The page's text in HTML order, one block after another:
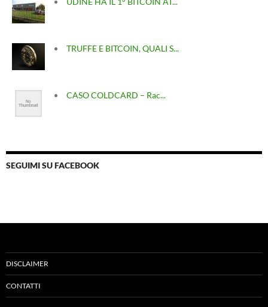
TRUFFE E BITCOIN, QUALI S...
CASO COLDCARD – Rac...
SEGUIMI SU FACEBOOK
DISCLAIMER
CONTATTI